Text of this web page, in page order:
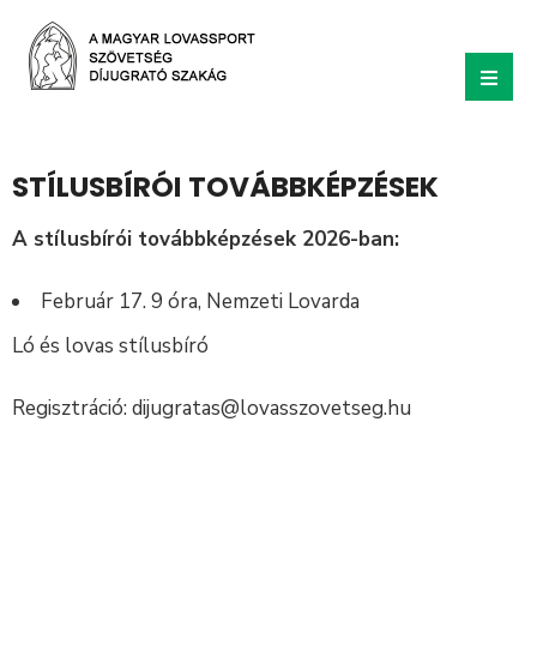
STÍLUSBÍRÓI TOVÁBBKÉPZÉSEK
A stílusbírói továbbképzések 2026-ban:
Február 17. 9 óra, Nemzeti Lovarda
Ló és lovas stílusbíró
Regisztráció: dijugratas@lovasszovetseg.hu